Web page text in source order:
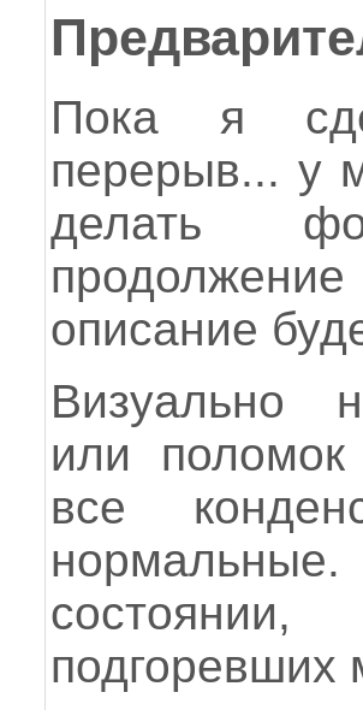
Пока я
перерыв... у
делать
описание
Визуально
или
все
подгоревших